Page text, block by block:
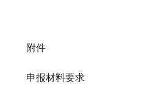
附件
申报材料要求